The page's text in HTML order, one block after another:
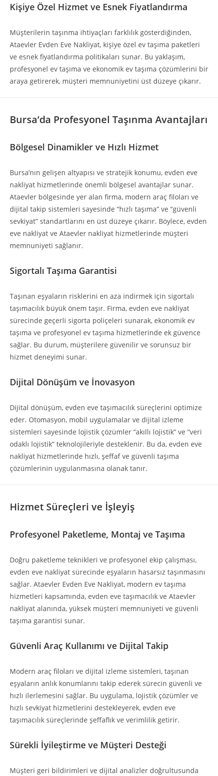
Kişiye Özel Hizmet ve Esnek Fiyatlandırma
Müşterilerin taşınma ihtiyaçları farklılık gösterdiğinden,
Ataevler Evden Eve Nakliyat, kişiye özel ev taşıma paketleri
ve esnek fiyatlandırma politikaları sunar. Bu yaklaşım,
profesyonel ev taşıma ve ekonomik ev taşıma çözümlerini bir
araya getirerek, müşteri memnuniyetini üst düzeye çıkarır.
Bursa’da Profesyonel Taşınma Avantajları
Bölgesel Dinamikler ve Hızlı Hizmet
Bursa’nın gelişen altyapısı ve stratejik konumu, evden eve
nakliyat hizmetlerinde önemli bölgesel avantajlar sunar.
Ataevler bölgesinde yer alan firma, modern araç filoları ve
dijital takip sistemleri sayesinde “hızlı taşıma” ve “güvenli
sevkiyat” standartlarını en üst düzeye çıkarır. Böylece, evden
eve nakliyat ve Ataevler nakliyat hizmetlerinde müşteri
memnuniyeti sağlanır.
Sigortalı Taşıma Garantisi
Taşınan eşyaların risklerini en aza indirmek için sigortalı
taşımacılık büyük önem taşır. Firma, evden eve nakliyat
sürecinde geçerli sigorta poliçeleri sunarak, ekonomik ev
taşıma ve profesyonel ev taşıma hizmetlerinde ek güvence
sağlar. Bu durum, müşterilere güvenilir ve sorunsuz bir
hizmet deneyimi sunar.
Dijital Dönüşüm ve İnovasyon
Dijital dönüşüm, evden eve taşımacılık süreçlerini optimize
eder. Otomasyon, mobil uygulamalar ve dijital izleme
sistemleri sayesinde lojistik çözümler “akıllı lojistik” ve “veri
odaklı lojistik” teknolojileriyle desteklenir. Bu da, evden eve
nakliyat hizmetlerinde hızlı, şeffaf ve güvenli taşıma
çözümlerinin uygulanmasına olanak tanır.
Hizmet Süreçleri ve İşleyiş
Profesyonel Paketleme, Montaj ve Taşıma
Doğru paketleme teknikleri ve profesyonel ekip çalışması,
evden eve nakliyat sürecinde eşyaların hasarsız taşınmasını
sağlar. Ataevler Evden Eve Nakliyat, modern ev taşıma
hizmetleri kapsamında, evden eve taşımacılık ve Ataevler
nakliyat alanında, yüksek müşteri memnuniyeti ve güvenli
taşıma garantisi sunar.
Güvenli Araç Kullanımı ve Dijital Takip
Modern araç filoları ve dijital izleme sistemleri, taşınan
eşyaların anlık konumlarını takip ederek sürecin güvenli ve
hızlı ilerlemesini sağlar. Bu uygulama, lojistik çözümler ve
hızlı sevkiyat hizmetlerini destekleyerek, evden eve
taşımacılık süreçlerinde şeffaflık ve verimlilik getirir.
Sürekli İyileştirme ve Müşteri Desteği
Müşteri geri bildirimleri ve dijital analizler doğrultusunda